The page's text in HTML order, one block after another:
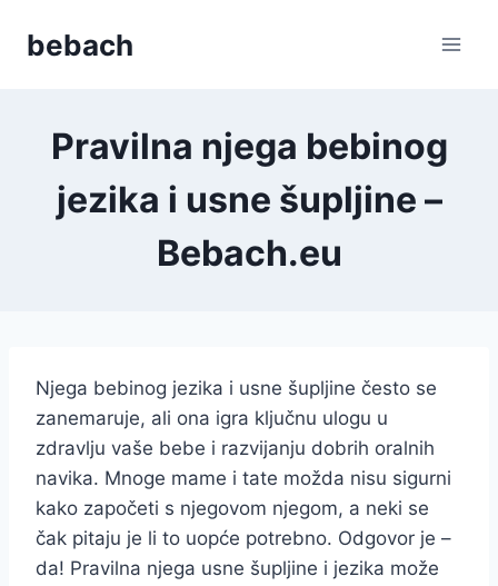
bebach
Pravilna njega bebinog
jezika i usne šupljine –
Bebach.eu
Njega bebinog jezika i usne šupljine često se
zanemaruje, ali ona igra ključnu ulogu u
zdravlju vaše bebe i razvijanju dobrih oralnih
navika. Mnoge mame i tate možda nisu sigurni
kako započeti s njegovom njegom, a neki se
čak pitaju je li to uopće potrebno. Odgovor je –
da! Pravilna njega usne šupljine i jezika može